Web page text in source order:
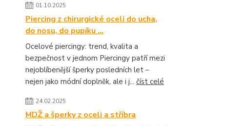
01.10.2025
Piercing z chirurgické oceli do ucha,
do nosu, do pupíku ...
Ocelové piercingy: trend, kvalita a
bezpečnost v jednom Piercingy patří mezi
nejoblíbenější šperky posledních let –
nejen jako módní doplněk, ale i j... číst celé
24.02.2025
MDŽ a šperky z oceli a stříbra